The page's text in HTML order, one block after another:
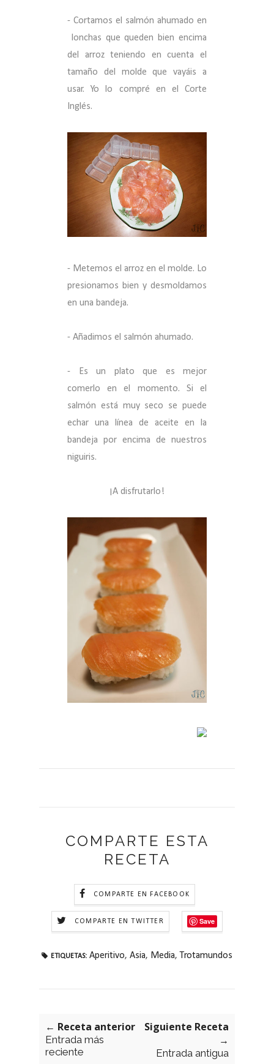
- Cortamos el salmón ahumado en
lonchas que queden bien encima
del arroz teniendo en cuenta el
tamaño del molde que vayáis a
usar. Yo lo compré en el Corte
Inglés.
- Metemos el arroz en el molde. Lo
presionamos bien y desmoldamos
en una bandeja.
- Añadimos el salmón ahumado.
- Es un plato que es mejor
comerlo en el momento. Si el
salmón está muy seco se puede
echar una línea de aceite en la
bandeja por encima de nuestros
niguiris.
¡A disfrutarlo!
COMPARTE ESTA
RECETA
COMPARTE EN FACEBOOK
COMPARTE EN TWITTER Save
ETIQUETAS: Aperitivo, Asia, Media,Trotamundos
← Receta anterior
Entrada más
reciente
Siguiente Receta
→
Entrada antigua